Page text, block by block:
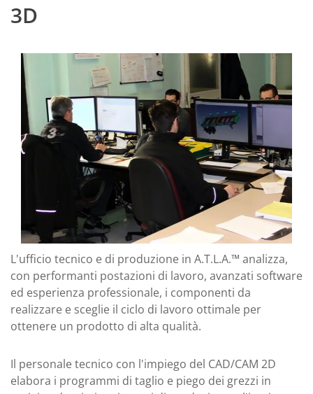
3D
L'ufficio tecnico e di produzione in A.T.L.A.™ analizza,
con performanti postazioni di lavoro, avanzati software
ed esperienza professionale, i componenti da
realizzare e sceglie il ciclo di lavoro ottimale per
ottenere un prodotto di alta qualità.
Il personale tecnico con l'impiego del CAD/CAM 2D
elabora i programmi di taglio e piego dei grezzi in